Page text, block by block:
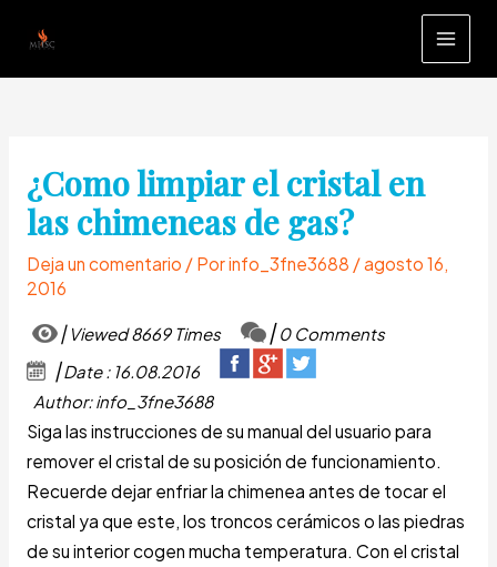
contenido
¿Como limpiar el cristal en
las chimeneas de gas?
Deja un comentario / Porinfo_3fne3688 /agosto 16,
2016
Viewed 8669 Times
0 Comments
Date : 16.08.2016
Author: info_3fne3688
Siga las instrucciones de su manual del usuario para
remover el cristal de su posición de funcionamiento.
Recuerde dejar enfriar la chimenea antes de tocar el
cristal ya que este, los troncos cerámicos o las piedras
de su interior cogen mucha temperatura. Con el cristal